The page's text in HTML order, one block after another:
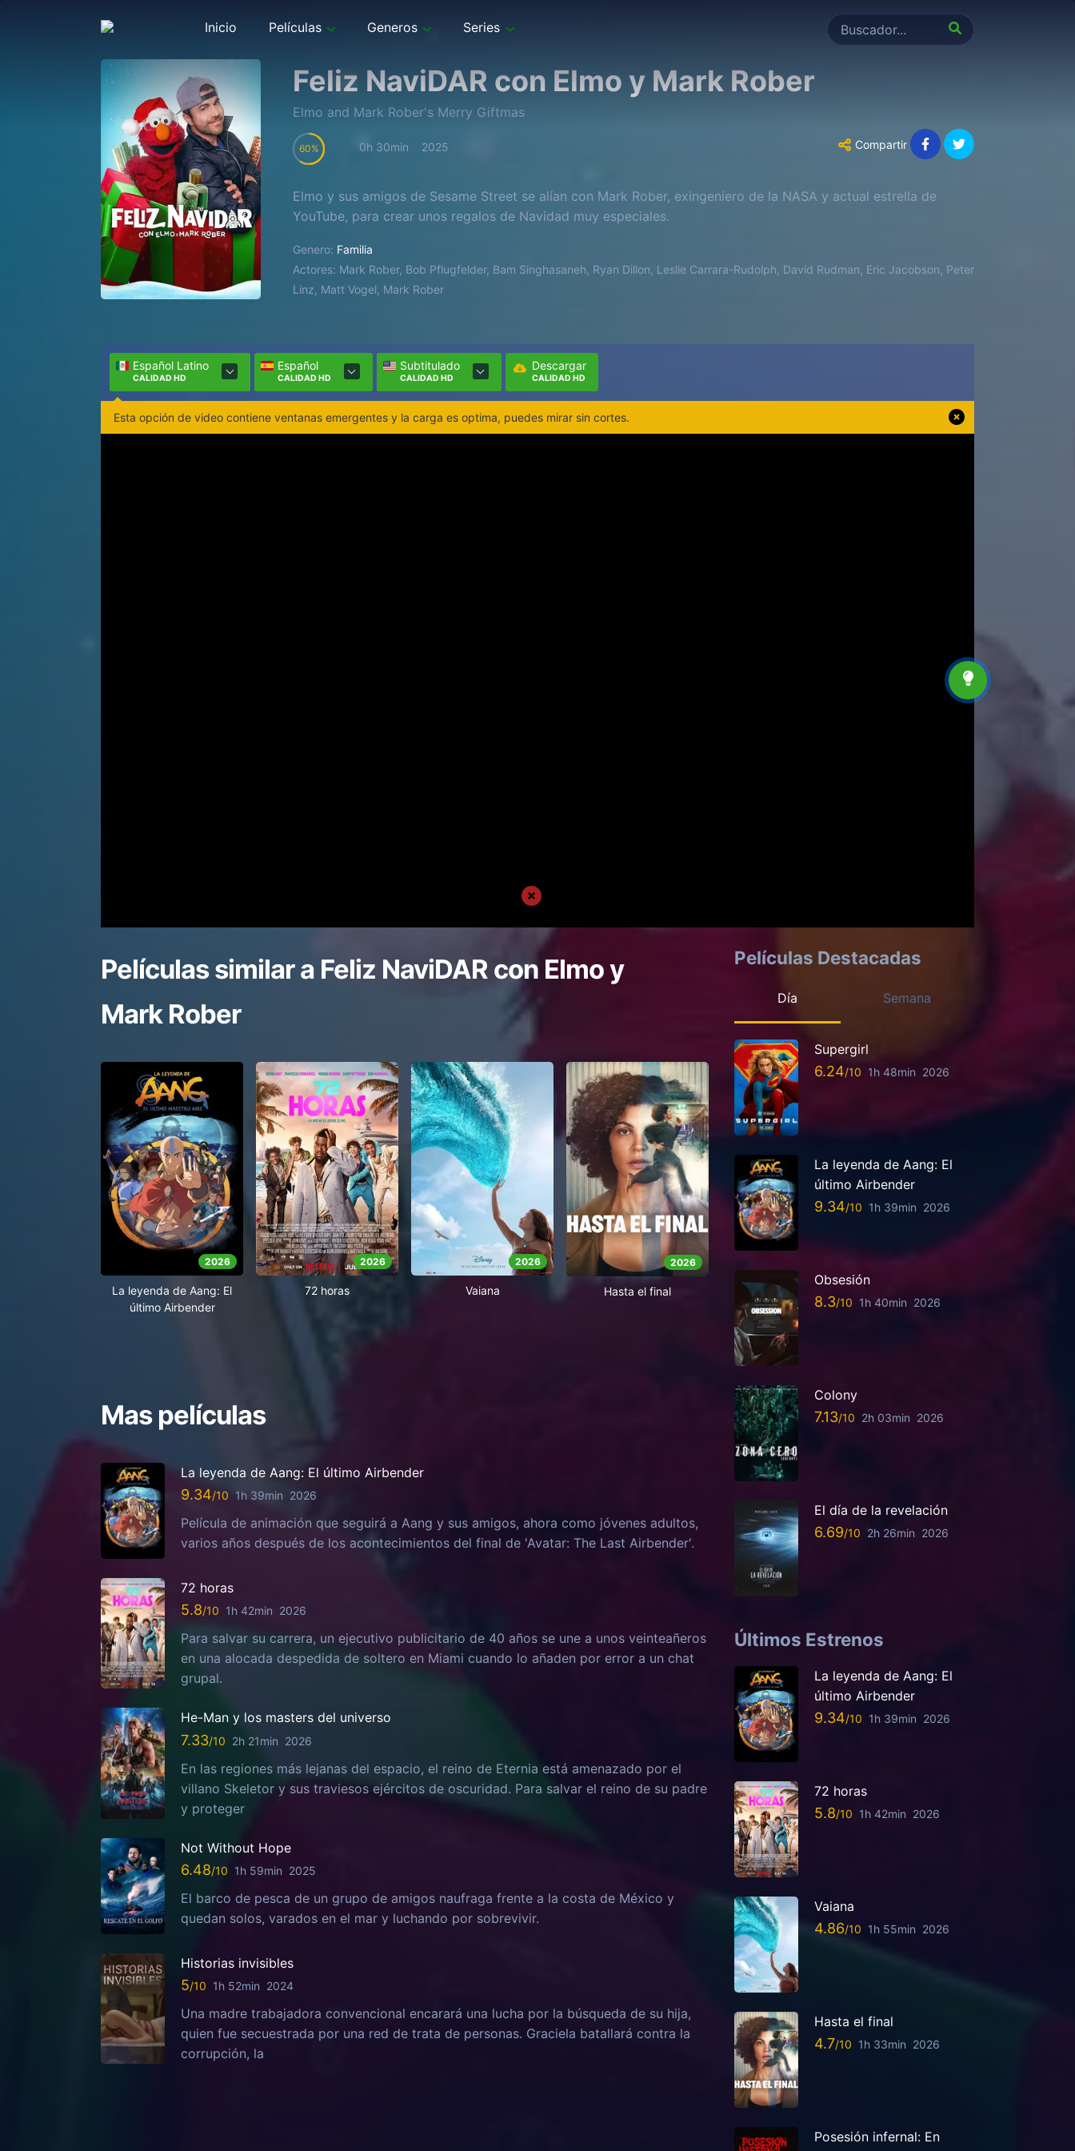
Inicio Películas Generos Series
Feliz NaviDAR con Elmo y Mark Rober
Elmo and Mark Rober's Merry Giftmas
60 0h 30min 2025 Compartir
Elmo y sus amigos de Sesame Street se alían con Mark Rober, exingeniero de la NASA y actual estrella de
YouTube, para crear unos regalos de Navidad muy especiales.
Genero: Familia
Actores: Mark Rober, Bob Pflugfelder, Bam Singhasaneh, Ryan Dillon, Leslie Carrara-Rudolph, David Rudman, Eric Jacobson, Peter
Linz, Matt Vogel, Mark Rober
Español Latino
CALIDAD HD
Español
CALIDAD HD
Subtitulado
CALIDAD HD
Descargar
CALIDAD HD
Esta opción de video contiene ventanas emergentes y la carga es optima, puedes mirar sin cortes.
Películas similar a Feliz NaviDAR con Elmo y
Mark Rober
2026
La leyenda de Aang: El
último Airbender
2026
72 horas
2026
Vaiana
2026
Hasta el final
Mas películas
La leyenda de Aang: El último Airbender
9.34 1h 39min 2026
Película de animación que seguirá a Aang y sus amigos, ahora como jóvenes adultos,
varios años después de los acontecimientos del final de 'Avatar: The Last Airbender'.
72 horas
5.8 1h 42min 2026
Para salvar su carrera, un ejecutivo publicitario de 40 años se une a unos veinteañeros
en una alocada despedida de soltero en Miami cuando lo añaden por error a un chat
grupal.
He-Man y los masters del universo
7.33 2h 21min 2026
En las regiones más lejanas del espacio, el reino de Eternia está amenazado por el
villano Skeletor y sus traviesos ejércitos de oscuridad. Para salvar el reino de su padre
y proteger
Not Without Hope
6.48 1h 59min 2025
El barco de pesca de un grupo de amigos naufraga frente a la costa de México y
quedan solos, varados en el mar y luchando por sobrevivir.
Historias invisibles
5 1h 52min 2024
Una madre trabajadora convencional encarará una lucha por la búsqueda de su hija,
quien fue secuestrada por una red de trata de personas. Graciela batallará contra la
corrupción, la
Películas Destacadas
Día Semana
Supergirl
6.24 1h 48min 2026
La leyenda de Aang: El
último Airbender
9.34 1h 39min 2026
Obsesión
8.3 1h 40min 2026
Colony
7.13 2h 03min 2026
El día de la revelación
6.69 2h 26min 2026
Últimos Estrenos
La leyenda de Aang: El
último Airbender
9.34 1h 39min 2026
72 horas
5.8 1h 42min 2026
Vaiana
4.86 1h 55min 2026
Hasta el final
4.7 1h 33min 2026
Posesión infernal: En